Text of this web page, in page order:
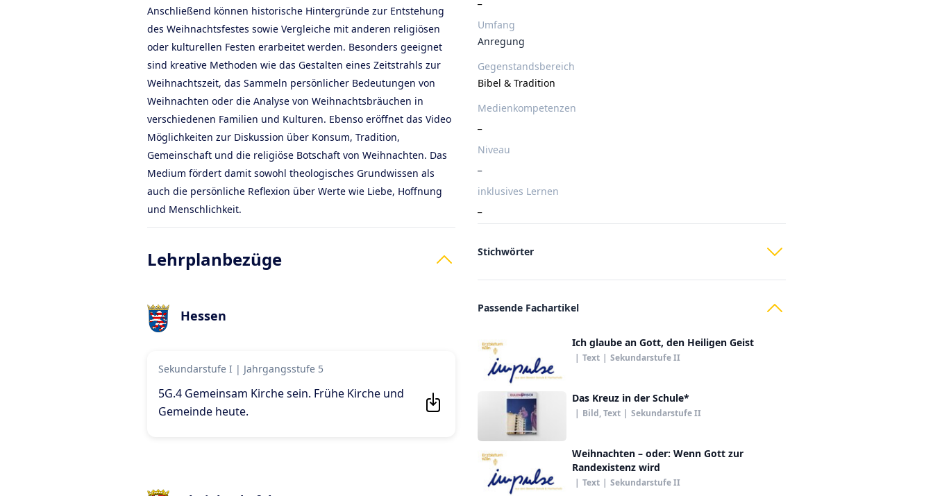
Anschließend können historische Hintergründe zur Entstehung
des Weihnachtsfestes sowie Vergleiche mit anderen religiösen
oder kulturellen Festen erarbeitet werden. Besonders geeignet
sind kreative Methoden wie das Gestalten eines Zeitstrahls zur
Weihnachtszeit, das Sammeln persönlicher Bedeutungen von
Weihnachten oder die Analyse von Weihnachtsbräuchen in
verschiedenen Familien und Kulturen. Ebenso eröffnet das Video
Möglichkeiten zur Diskussion über Konsum, Tradition,
Gemeinschaft und die religiöse Botschaft von Weihnachten. Das
Medium fördert damit sowohl theologisches Grundwissen als
auch die persönliche Reflexion über Werte wie Liebe, Hoffnung
und Menschlichkeit.
Lehrplanbezüge
Hessen
Sekundarstufe I | Jahrgangsstufe 5
5G.4 Gemeinsam Kirche sein. Frühe Kirche und
Gemeinde heute.
Umfang
Anregung
Gegenstandsbereich
Bibel & Tradition
Medienkompetenzen
Niveau
inklusives Lernen
Stichwörter
Passende Fachartikel
Ich glaube an Gott, den Heiligen Geist
| Text | Sekundarstufe II
Das Kreuz in der Schule*
| Bild, Text | Sekundarstufe II
Weihnachten – oder: Wenn Gott zur
Randexistenz wird
| Text | Sekundarstufe II